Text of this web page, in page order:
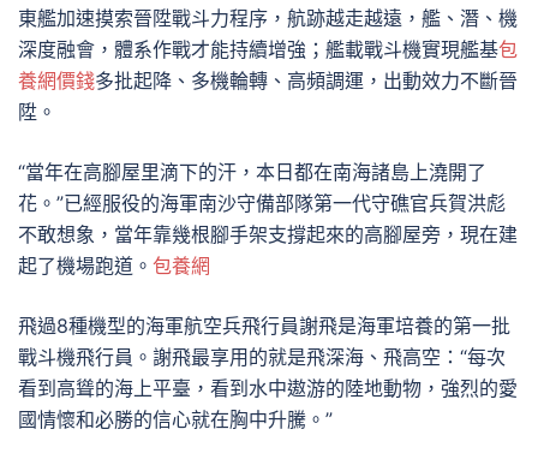
東艦加速摸索晉陞戰斗力程序，航跡越走越遠，艦、潛、機
深度融會，體系作戰才能持續增強；艦載戰斗機實現艦基包
養網價錢多批起降、多機輪轉、高頻調運，出動效力不斷晉
陞。
“當年在高腳屋里滴下的汗，本日都在南海諸島上澆開了
花。”已經服役的海軍南沙守備部隊第一代守礁官兵賀洪彪
不敢想象，當年靠幾根腳手架支撐起來的高腳屋旁，現在建
起了機場跑道。 包養網
飛過8種機型的海軍航空兵飛行員謝飛是海軍培養的第一批
戰斗機飛行員。謝飛最享用的就是飛深海、飛高空：“每次
看到高聳的海上平臺，看到水中遨游的陸地動物，強烈的愛
國情懷和必勝的信心就在胸中升騰。”